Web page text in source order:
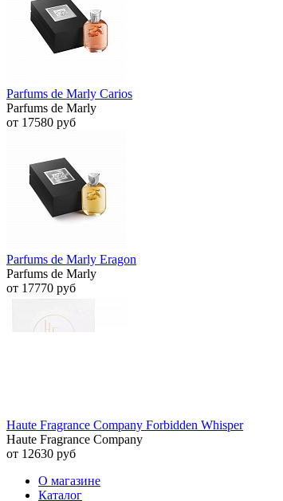
Parfums de Marly Carios
Parfums de Marly
от 17580 руб
Parfums de Marly Eragon
Parfums de Marly
от 17770 руб
Haute Fragrance Company Forbidden Whisper
Haute Fragrance Company
от 12630 руб
О магазине
Каталог